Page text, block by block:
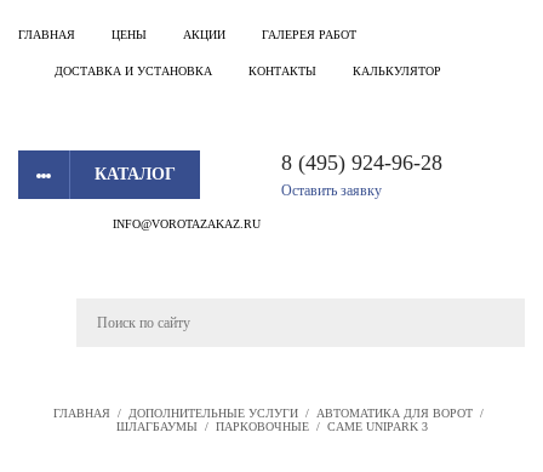
ГЛАВНАЯ ЦЕНЫ АКЦИИ ГАЛЕРЕЯ РАБОТ
ДОСТАВКА И УСТАНОВКА КОНТАКТЫ КАЛЬКУЛЯТОР
КАТАЛОГ 8 (495) 924-96-28
Оставить заявку
INFO@VOROTAZAKAZ.RU
ГЛАВНАЯ / ДОПОЛНИТЕЛЬНЫЕ УСЛУГИ / АВТОМАТИКА ДЛЯ ВОРОТ /
ШЛАГБАУМЫ / ПАРКОВОЧНЫЕ / CAME UNIPARK 3